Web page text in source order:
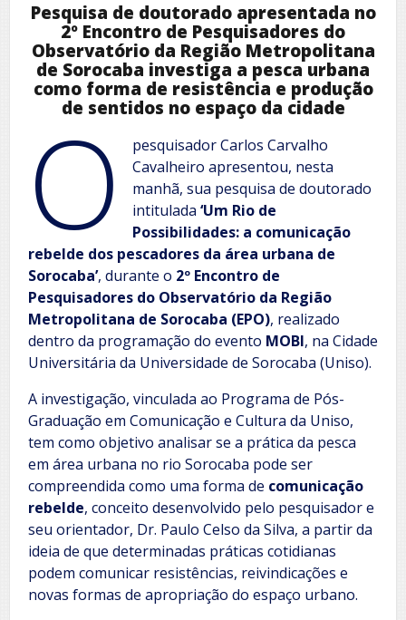
Pesquisa de doutorado apresentada no
2º Encontro de Pesquisadores do
Observatório da Região Metropolitana
de Sorocaba investiga a pesca urbana
como forma de resistência e produção
de sentidos no espaço da cidade
O
pesquisador Carlos Carvalho
Cavalheiro apresentou, nesta
manhã, sua pesquisa de doutorado
intitulada‘Um Rio de
Possibilidades: a comunicação
rebelde dos pescadores da área urbana de
Sorocaba’, durante o 2º Encontro de
Pesquisadores do Observatório da Região
Metropolitana de Sorocaba (EPO), realizado
dentro da programação do evento MOBI, na Cidade
Universitária da Universidade de Sorocaba (Uniso).
A investigação, vinculada ao Programa de Pós-
Graduação em Comunicação e Cultura da Uniso,
tem como objetivo analisar se a prática da pesca
em área urbana no rio Sorocaba pode ser
compreendida como uma forma de comunicação
rebelde, conceito desenvolvido pelo pesquisador e
seu orientador, Dr. Paulo Celso da Silva, a partir da
ideia de que determinadas práticas cotidianas
podem comunicar resistências, reivindicações e
novas formas de apropriação do espaço urbano.